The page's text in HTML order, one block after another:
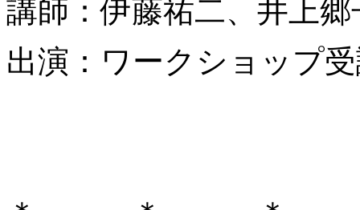
講師：伊藤祐二、井上
出演：ワークショップ